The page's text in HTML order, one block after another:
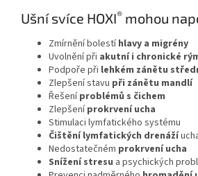
Ušní svíce HOXI® mohou
Zmírnění bolestíhlavy a migrény
Uvolnění při akutní i chronické
Podpoře při lehkém zánětu
Zlepšení stavu při zánětu mandlí
Řešeníproblémů s čichem
Zlepšeníprokrvení ucha
Stimulaci lymfatického systému
Čištění lymfatických drenáží
Nedostatečném prokrvení ucha
Snížení stresu a psychických